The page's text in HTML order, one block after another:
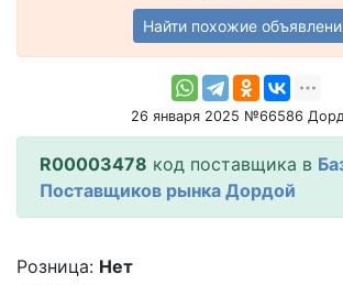
Найти похожие
26 января 2025 №66586
R00003478 код поставщика в
Поставщиков рынка Дордой
Розница: Нет